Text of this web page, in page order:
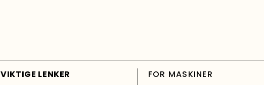
VIKTIGE LENKER
FOR MASKINER